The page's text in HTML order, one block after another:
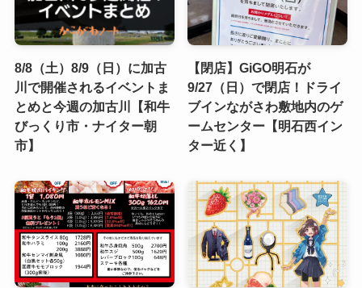
8/8（土）8/9（日）に加古
川で開催されるイベントま
とめと今週の加古川【和牛
びっくり市・ナイター朝
市】
【閉店】GiGO明石が
9/27（日）で閉店！ドライ
ブインながさわ敷地内のゲ
ームセンター【明石西イン
ター近く】